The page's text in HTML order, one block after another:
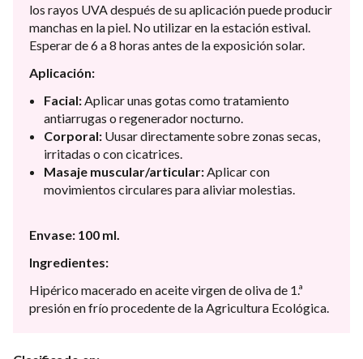
los rayos UVA después de su aplicación puede producir
manchas en la piel. No utilizar en la estación estival.
Esperar de 6 a 8 horas antes de la exposición solar.
Aplicación:
Facial: Aplicar unas gotas como tratamiento
antiarrugas o regenerador nocturno.
Corporal: Uusar directamente sobre zonas secas,
irritadas o con cicatrices.
Masaje muscular/articular: Aplicar con
movimientos circulares para aliviar molestias.
Envase: 100 ml.
Ingredientes:
Hipérico macerado en aceite virgen de oliva de 1.ª
presión en frío procedente de la Agricultura Ecológica.